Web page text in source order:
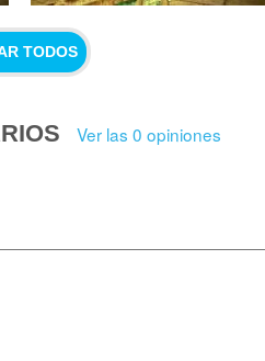
TODOS
Ver las 0 opiniones